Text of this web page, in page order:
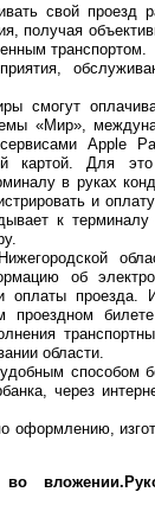
свой проезд
получая
транспортом.
смогут
«Мир»,
Apple
картой. Для
в руках
и
к
об
оплаты
области.
способом
через
оформлению,